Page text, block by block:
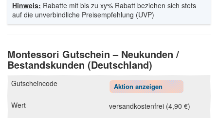
Hinweis: Rabatte mit bis zu xy% Rabatt beziehen sich stets
auf die unverbindliche Preisempfehlung (UVP)
Montessori Gutschein – Neukunden /
Bestandskunden (Deutschland)
Aktion anzeigen
versandkostenfrei (4,90 €)